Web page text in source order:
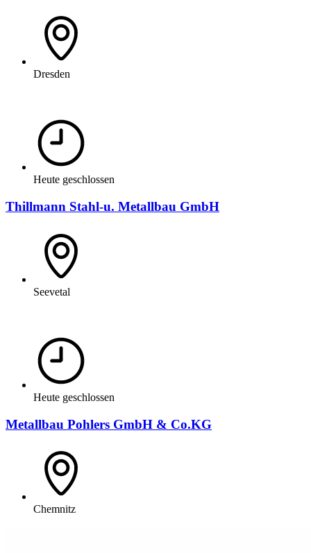
Dresden
Heute geschlossen
Thillmann Stahl-u. Metallbau GmbH
Seevetal
Heute geschlossen
Metallbau Pohlers GmbH & Co.KG
Chemnitz